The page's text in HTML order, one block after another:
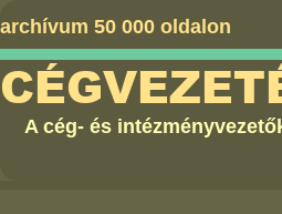
archívum 50 000 oldalon
A cég- és